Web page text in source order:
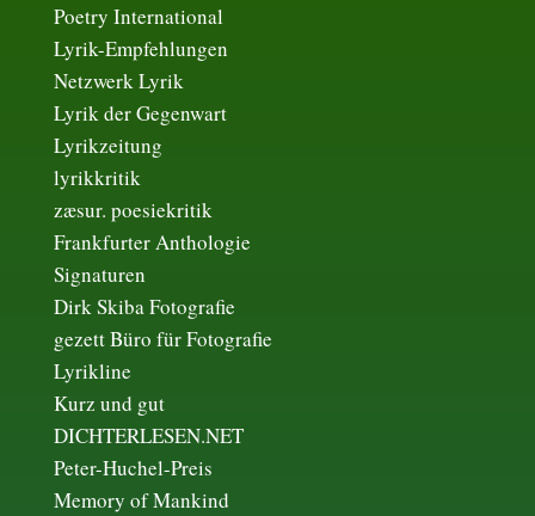
Poetry International
Lyrik-Empfehlungen
Netzwerk Lyrik
Lyrik der Gegenwart
Lyrikzeitung
lyrikkritik
zæsur. poesiekritik
Frankfurter Anthologie
Signaturen
Dirk Skiba Fotografie
gezett Büro für Fotografie
Lyrikline
Kurz und gut
DICHTERLESEN.NET
Peter-Huchel-Preis
Memory of Mankind